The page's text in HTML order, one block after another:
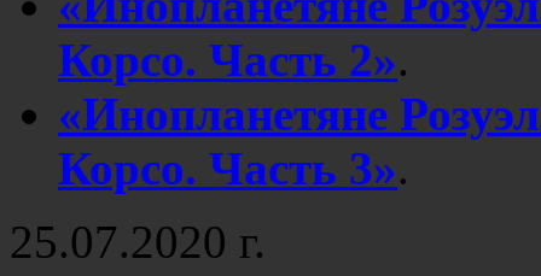
Корсо. Часть 2».
«Инопланетяне
Корсо. Часть 3».
25.07.2020 г.